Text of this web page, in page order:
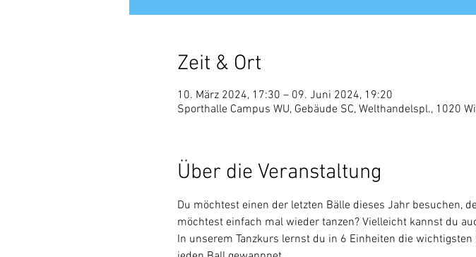
Zeit & Ort
10. März 2024, 17:30 – 09. Juni 2024, 19:20
Sporthalle Campus WU, Gebäude SC, Welthandelspl., 1020
Über die Veranstaltung
Du möchtest einen der letzten Bälle dieses Jahr besuchen,
möchtest einfach mal wieder tanzen? Vielleicht kannst du
In unserem Tanzkurs lernst du in 6 Einheiten die